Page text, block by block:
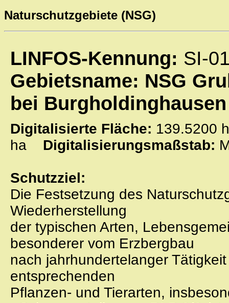
Naturschutzgebiete (NSG)
LINFOS-Kennung: SI-
Gebietsname: NSG
bei Burgholdinghausen
Digitalisierte Fläche:
ha Digitalisierungsmaßstab:
Schutzziel:
Die Festsetzung des
Wiederherstellung
der typischen Arten,
besonderer vom Erzbergbau
nach jahrhundertelanger
entsprechenden
Pflanzen- und Tierarten,